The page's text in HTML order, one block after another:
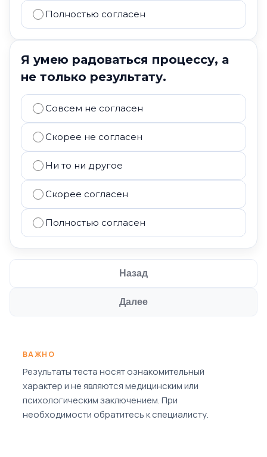
Полностью согласен
Я умею радоваться процессу, а
не только результату.
Совсем не согласен
Скорее не согласен
Ни то ни другое
Скорее согласен
Полностью согласен
Назад
Далее
ВАЖНО
Результаты теста носят ознакомительный
характер и не являются медицинским или
психологическим заключением. При
необходимости обратитесь к специалисту.